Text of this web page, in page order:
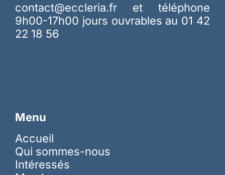
contact@eccleria.fr et téléphone
9h00-17h00 jours ouvrables au 01 42
22 18 56
Menu
Accueil
Qui sommes-nous
Intéressés